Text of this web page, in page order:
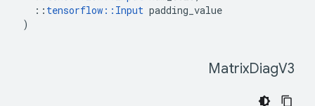
:: tensorflow :: Input padding_value
)
DiagV3